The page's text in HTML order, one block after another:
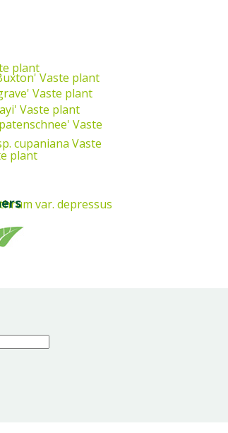
plant
Vaste plant
Vaste plant
Vaste plant
Vaste
cupaniana Vaste
plant
var. depressus